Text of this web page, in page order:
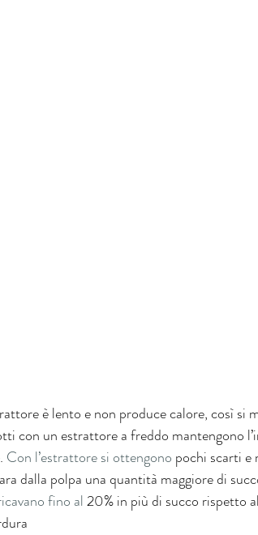
è lento e non produce calore, così
con un estrattore a freddo mantengono
Con l’estrattore si ottengono pochi scarti e
dalla polpa una quantità maggiore di
fino al 20% in più di succo rispetto